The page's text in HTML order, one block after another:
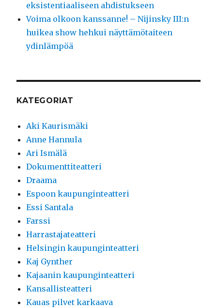
eksistentiaaliseen ahdistukseen
Voima olkoon kanssanne! – Nijinsky III:n
huikea show hehkui näyttämötaiteen
ydinlämpöä
KATEGORIAT
Aki Kaurismäki
Anne Hannula
Ari Ismälä
Dokumenttiteatteri
Draama
Espoon kaupunginteatteri
Essi Santala
Farssi
Harrastajateatteri
Helsingin kaupunginteatteri
Kaj Gynther
Kajaanin kaupunginteatteri
Kansallisteatteri
Kauas pilvet karkaava